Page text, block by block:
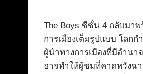
The Boys ซีซั่น 4 กลับมา
การเมืองเต็มรูปแบบ โลก
ผู้นำทางการเมืองที่มีอำนา
อาจทำให้ผู้ชมที่คาดหวังฉ